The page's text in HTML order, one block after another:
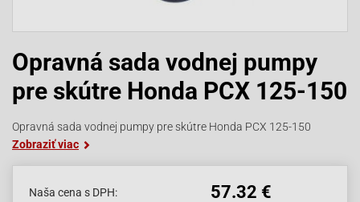
Opravná sada vodnej pumpy
pre skútre Honda PCX 125-150
Opravná sada vodnej pumpy pre skútre Honda PCX 125-150
Zobraziť viac
Naša cena s DPH: 57.32 €